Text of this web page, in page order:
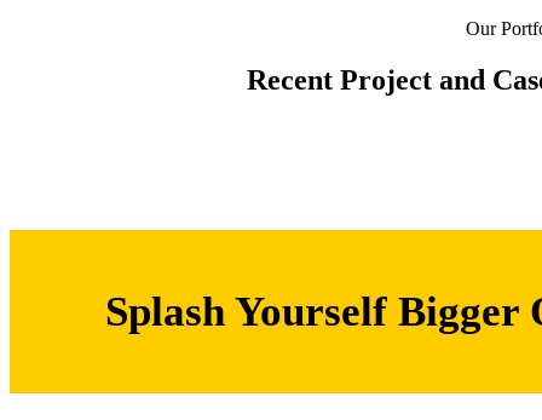
Our
Recent Project and
Splash Yourself